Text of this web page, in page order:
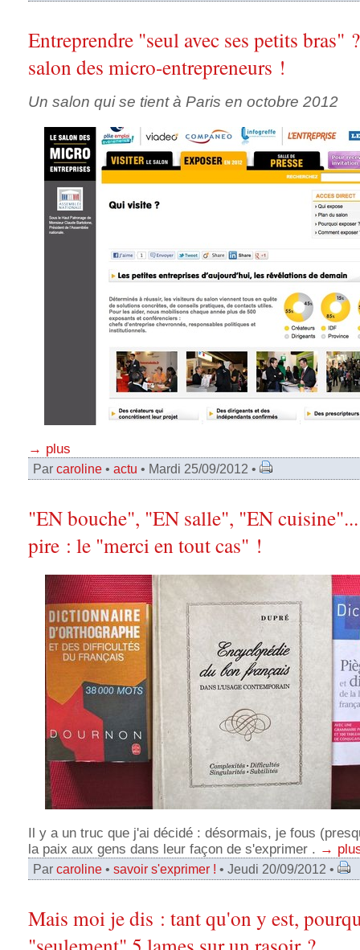
Entreprendre "seul avec ses petits bras"
salon des micro-entrepreneurs !
Un salon qui se tient à Paris en octobre 2012
→ plus
Par caroline • actu • Mardi 25/09/2012 •
"EN bouche", "EN salle", "EN
pire : le "merci en tout cas" !
Il y a un truc que j'ai décidé : désormais, je fous
la paix aux gens dans leur façon de s'exprimer . →
Par caroline • savoir s'exprimer ! • Jeudi 20/09/2012 •
Mais moi je dis : tant qu'on y est,